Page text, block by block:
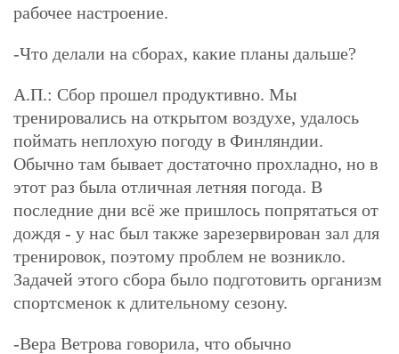
рабочее настроение.
-Что делали на сборах, какие планы дальше?
А.П.: Сбор прошел продуктивно. Мы
тренировались на открытом воздухе, удалось
поймать неплохую погоду в Финляндии.
Обычно там бывает достаточно прохладно, но в
этот раз была отличная летняя погода. В
последние дни всё же пришлось попрятаться от
дождя - у нас был также зарезервирован зал для
тренировок, поэтому проблем не возникло.
Задачей этого сбора было подготовить организм
спортсменок к длительному сезону.
-Вера Ветрова говорила, что обычно